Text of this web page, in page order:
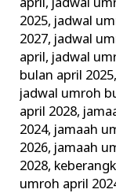
april, jadwal
2025, jadwal
2027, jadwal
april, jadwal
bulan april 2025,
jadwal umroh
april 2028,
2024, jamaah
2026, jamaah
2028,
umroh april